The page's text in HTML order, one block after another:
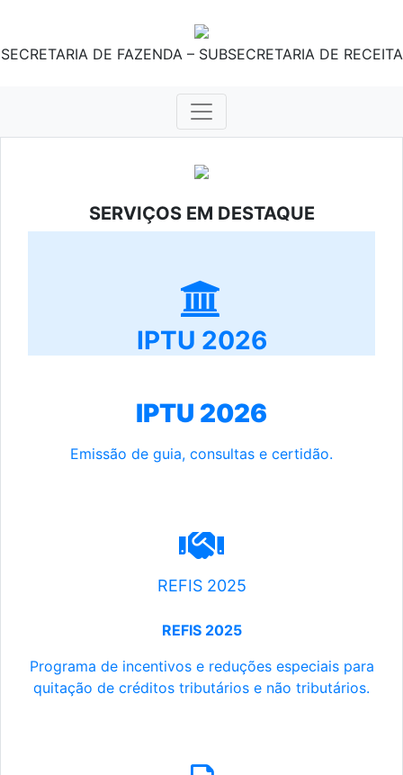
SECRETARIA DE FAZENDA – SUBSECRETARIA DE RECEITA
SERVIÇOS EM DESTAQUE
IPTU 2026
IPTU 2026
Emissão de guia, consultas e certidão.
REFIS 2025
REFIS 2025
Programa de incentivos e reduções especiais para
quitação de créditos tributários e não tributários.